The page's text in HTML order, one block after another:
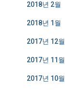
2018년 2월
2018년 1월
2017년 12월
2017년 11월
2017년 10월